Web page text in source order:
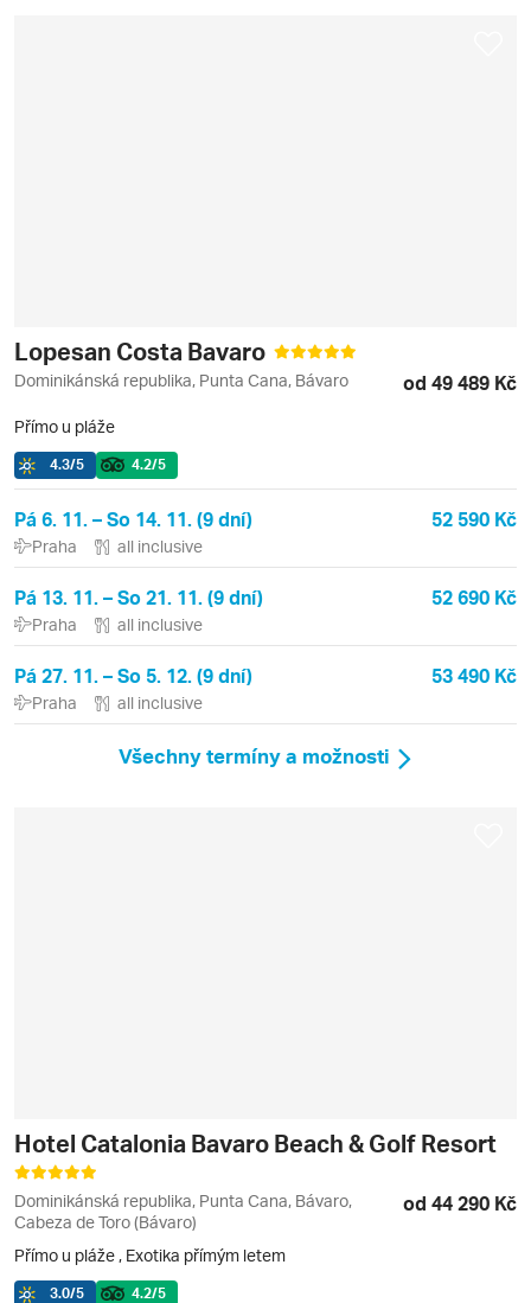
Lopesan Costa Bavaro
Dominikánská republika, Punta Cana, Bávaro od 49 489 Kč
Přímo u pláže
4.3/5 4.2/5
Pá 6. 11. – So 14. 11. (9 dní) 52 590 Kč
Praha all inclusive
Pá 13. 11. – So 21. 11. (9 dní) 52 690 Kč
Praha all inclusive
Pá 27. 11. – So 5. 12. (9 dní) 53 490 Kč
Praha all inclusive
Všechny termíny a možnosti
Hotel Catalonia Bavaro Beach & Golf Resort
Dominikánská republika, Punta Cana, Bávaro,
Cabeza de Toro (Bávaro)
od 44 290 Kč
Přímo u pláže , Exotika přímým letem
3.0/5 4.2/5